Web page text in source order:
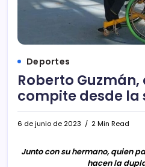
Deportes
Roberto
compite desde la
6 de junio de 2023 2 Min Read
Junto con su hermano, quien
hacen la